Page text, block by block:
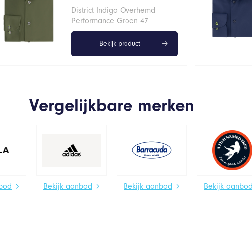
District Indigo Overhemd
Performance Groen 47
Bekijk product
Vergelijkbare merken
Bekijk aanbod Bekijk aanbod Bekijk aanbod